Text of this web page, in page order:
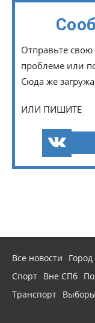
Отправьте
проблеме или
Сюда же
ИЛИ ПИШИТЕ
Все новости Город
Спорт Вне СПб
Транспорт